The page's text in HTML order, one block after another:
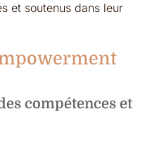
et soutenus dans leur
compétences et